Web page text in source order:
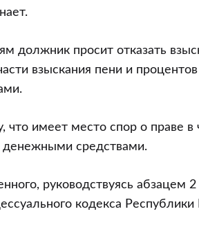
должник просит отказать
взыскания пени и
имеет место спор о праве в
денежными средствами.
руководствуясь абзацем
кодекса Республики